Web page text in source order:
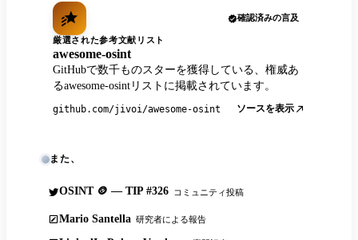
確認済みの言及
厳選された参考文献リスト
awesome-osint
GitHubで数千ものスターを獲得している、権威あ
るawesome-osintリストに掲載されています。
github.com/jivoi/awesome-osint ソースを表示
また、
OSINT 🪙 — TIP #326 コミュニティ投稿
Mario Santella 研究者による報告